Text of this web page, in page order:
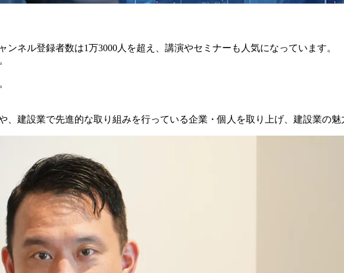
ンネル登録者数は1万3000人を超え、講演やセミナーも人気になっています。
建設業で先進的な取り組みを行っている企業・個人を取り上げ、建設業の魅